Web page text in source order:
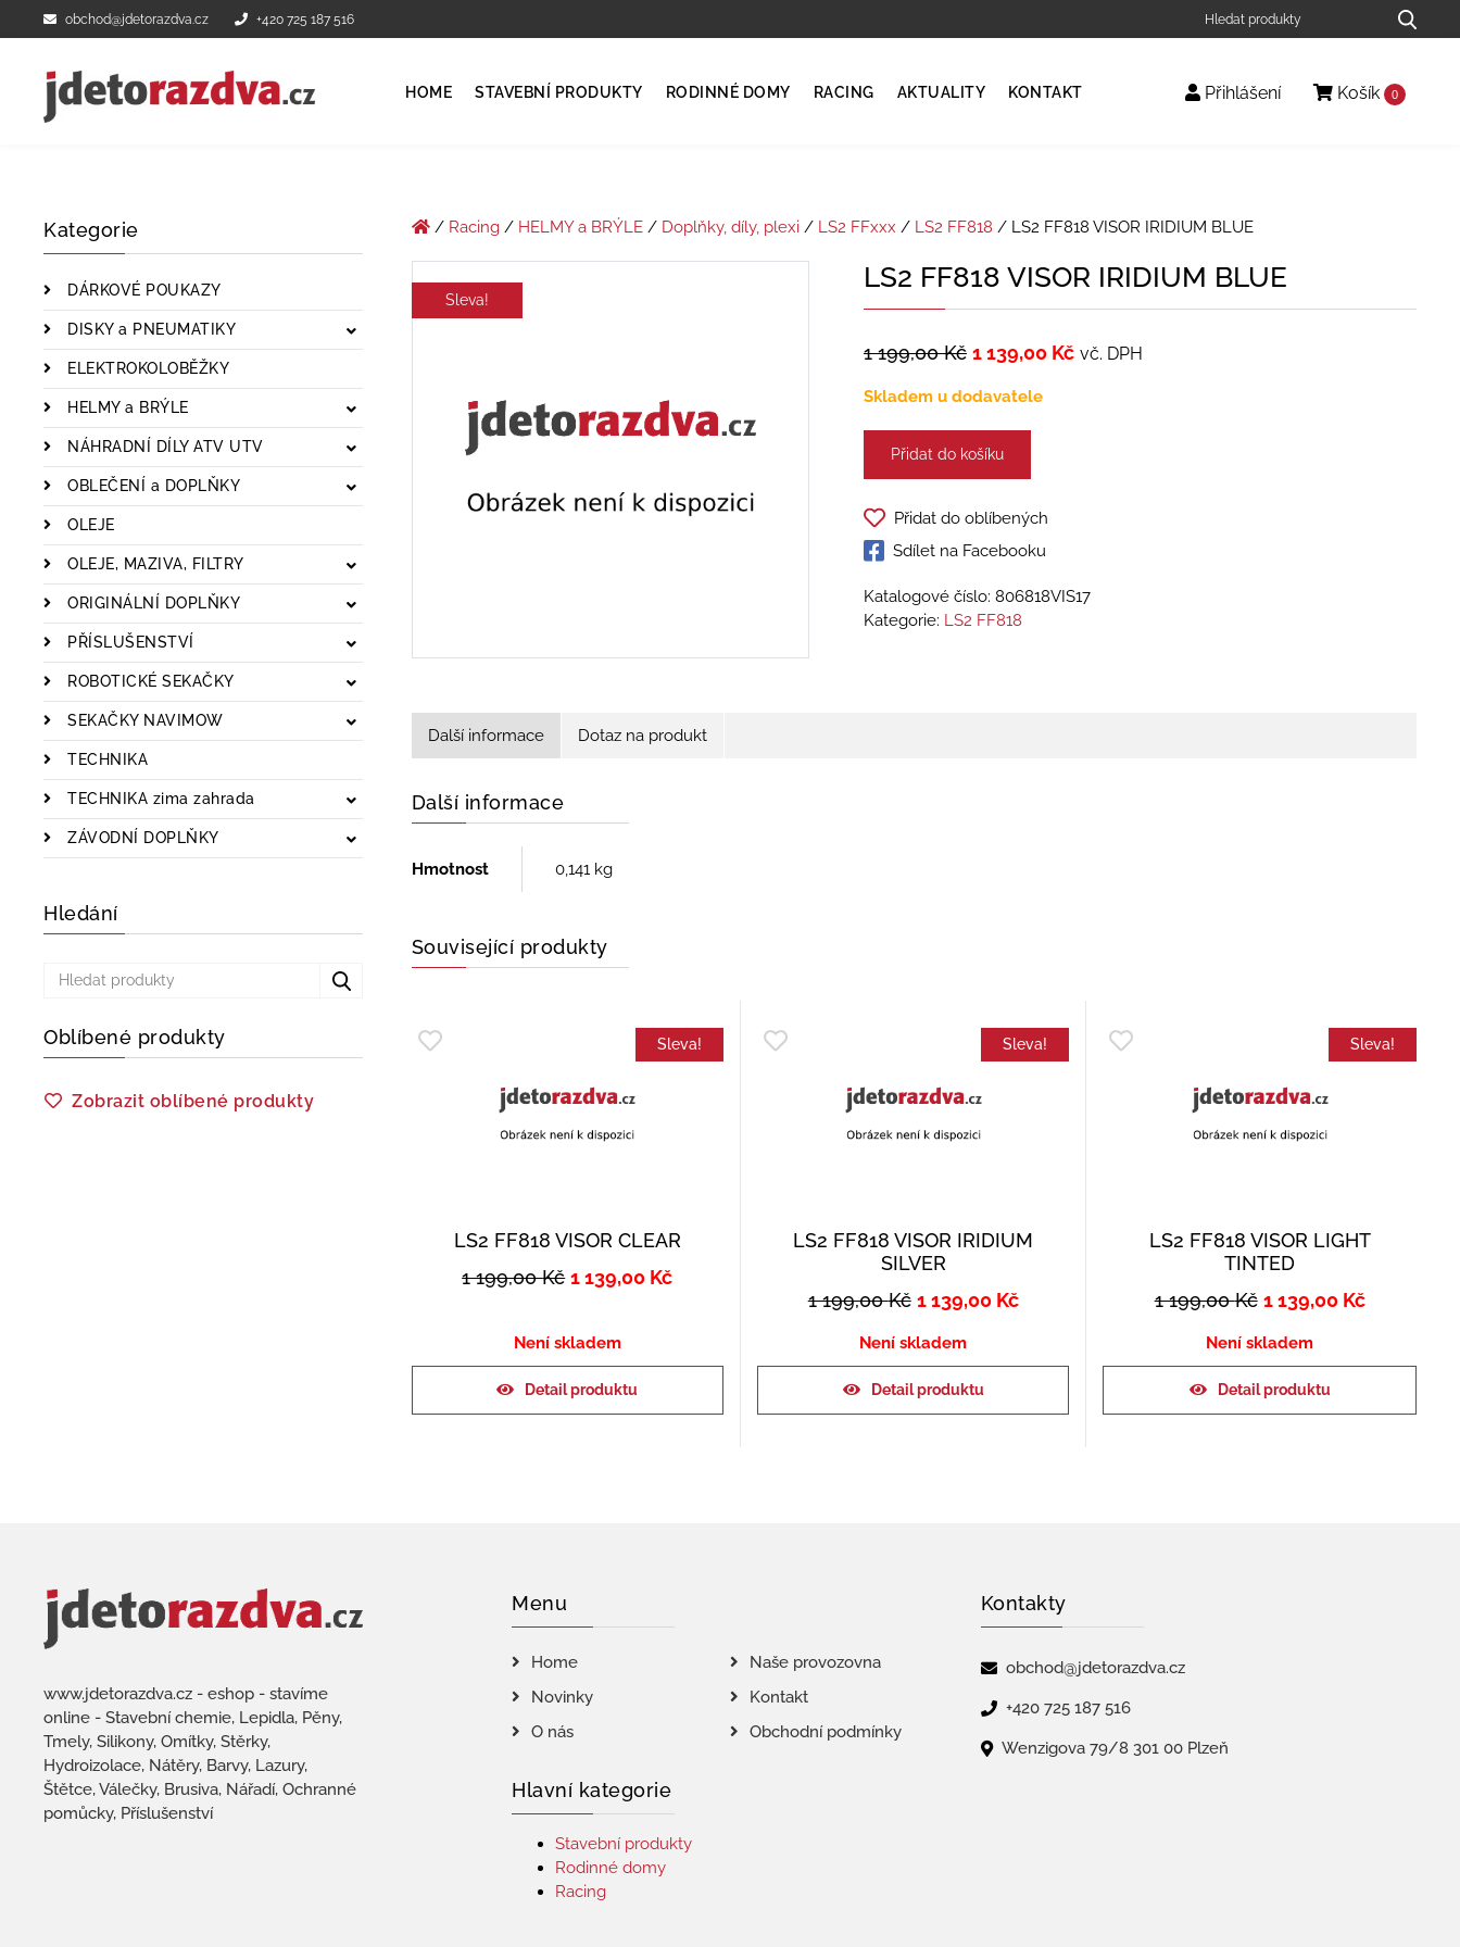
obchod@jdetorazdva.cz +420 725 187 516
HOME STAVEBNÍ PRODUKTY RODINNÉ DOMY RACING AKTUALITY KONTAKT Přihlášení Košík 0
Kategorie
DÁRKOVÉ POUKAZY
DISKY a PNEUMATIKY
ELEKTROKOLOBĚŽKY
HELMY a BRÝLE
NÁHRADNÍ DÍLY ATV UTV
OBLEČENÍ a DOPLŇKY
OLEJE
OLEJE, MAZIVA, FILTRY
ORIGINÁLNÍ DOPLŇKY
PŘÍSLUŠENSTVÍ
ROBOTICKÉ SEKAČKY
SEKAČKY NAVIMOW
TECHNIKA
TECHNIKA zima zahrada
ZÁVODNÍ DOPLŇKY
Hledání
Oblíbené produkty
Zobrazit oblíbené produkty
/ Racing/ HELMY a BRÝLE/ Doplňky, díly, plexi/ LS2 FFxxx / LS2 FF818 / LS2 FF818 VISOR IRIDIUM BLUE
Sleva!
LS2 FF818 VISOR IRIDIUM BLUE
1 199,00Kč 1 139,00 Kč vč. DPH
Skladem u dodavatele
Přidat do košíku
Přidat do oblíbených
Sdílet na Facebooku
Katalogové číslo: 806818VIS17
Kategorie: LS2 FF818
Další informace Dotaz na produkt
Další informace
Hmotnost 0,141 kg
Související produkty
Sleva!
LS2 FF818 VISOR CLEAR
1 199,00Kč 1 139,00 Kč
Není skladem
Detail produktu
Sleva!
LS2 FF818 VISOR IRIDIUM
SILVER
1 199,00Kč 1 139,00 Kč
Není skladem
Detail produktu
Sleva!
LS2 FF818 VISOR LIGHT
TINTED
1 199,00Kč 1 139,00 Kč
Není skladem
Detail produktu
www.jdetorazdva.cz - eshop - stavíme
online - Stavební chemie, Lepidla, Pěny,
Tmely, Silikony, Omítky, Stěrky,
Hydroizolace, Nátěry, Barvy, Lazury,
Štětce, Válečky, Brusiva, Nářadí, Ochranné
pomůcky, Příslušenství
Menu
Home
Naše provozovna
Novinky
Kontakt
O nás
Obchodní podmínky
Hlavní kategorie
Stavební produkty
Rodinné domy
Racing
Kontakty
obchod@jdetorazdva.cz
+420 725 187 516
Wenzigova 79/8 301 00 Plzeň